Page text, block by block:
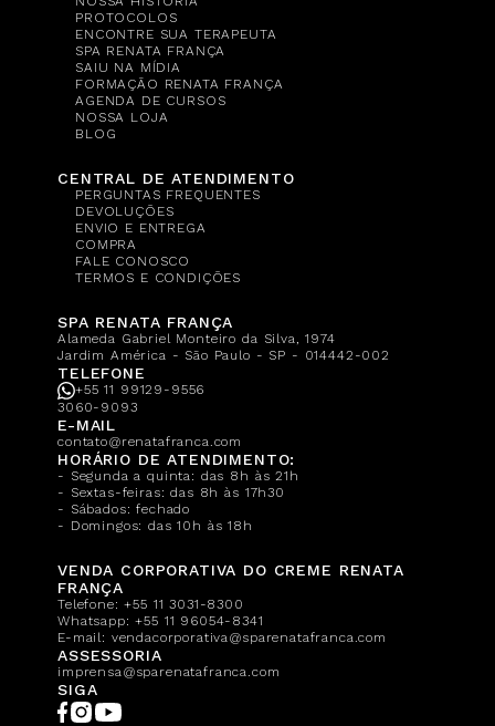
PROTOCOLOS
ENCONTRE SUA TERAPEUTA
SPA RENATA FRANÇA
SAIU NA MÍDIA
FORMAÇÃO RENATA FRANÇA
AGENDA DE CURSOS
NOSSA LOJA
BLOG
CENTRAL DE ATENDIMENTO
PERGUNTAS FREQUENTES
DEVOLUÇÕES
ENVIO E ENTREGA
COMPRA
FALE CONOSCO
TERMOS E CONDIÇÕES
SPA RENATA FRANÇA
Alameda Gabriel Monteiro da Silva, 1974
Jardim América - São Paulo - SP - 014442-002
TELEFONE
+55 11 99129-9556
3060-9093
E-MAIL
contato@renatafranca.com
HORÁRIO DE ATENDIMENTO:
- Segunda a quinta: das 8h às 21h
- Sextas-feiras: das 8h às 17h30
- Sábados: fechado
- Domingos: das 10h às 18h
VENDA CORPORATIVA DO CREME RENATA
FRANÇA
Telefone:+55 11 3031-8300
Whatsapp:+55 11 96054-8341
E-mail: vendacorporativa@sparenatafranca.com
ASSESSORIA
imprensa@sparenatafranca.com
SIGA